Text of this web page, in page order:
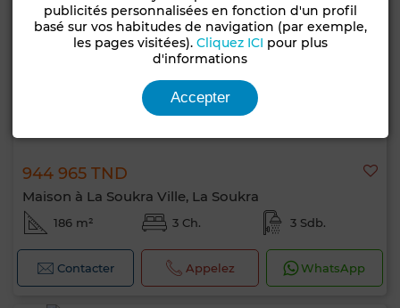
944 965 TND
Maison à La Soukra Ville, La Soukra
186 m² 3 Ch. 3 Sdb.
Contacter Appelez WhatsApp
publicités personnalisées en fonction d'un profil
basé sur vos habitudes de navigation (par exemple,
les pages visitées). Cliquez ICI pour plus
d'informations
Accepter